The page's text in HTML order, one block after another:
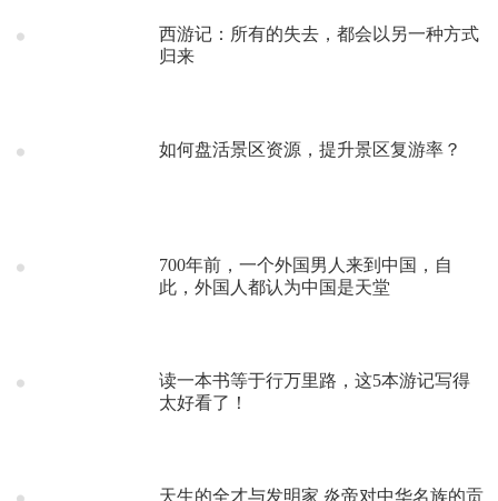
西游记：所有的失去，都会以另一种方式
归来
如何盘活景区资源，提升景区复游率？
700年前，一个外国男人来到中国，自
此，外国人都认为中国是天堂
读一本书等于行万里路，这5本游记写得
太好看了！
天生的全才与发明家 炎帝对中华名族的贡